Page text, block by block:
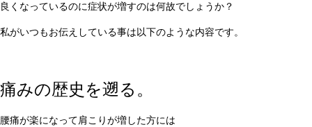
良くなっているのに症状が増すのは何故でしょうか？
私がいつもお伝えしている事は以下のような内容です。
痛みの歴史を遡る。
腰痛が楽になって肩こりが増した方には